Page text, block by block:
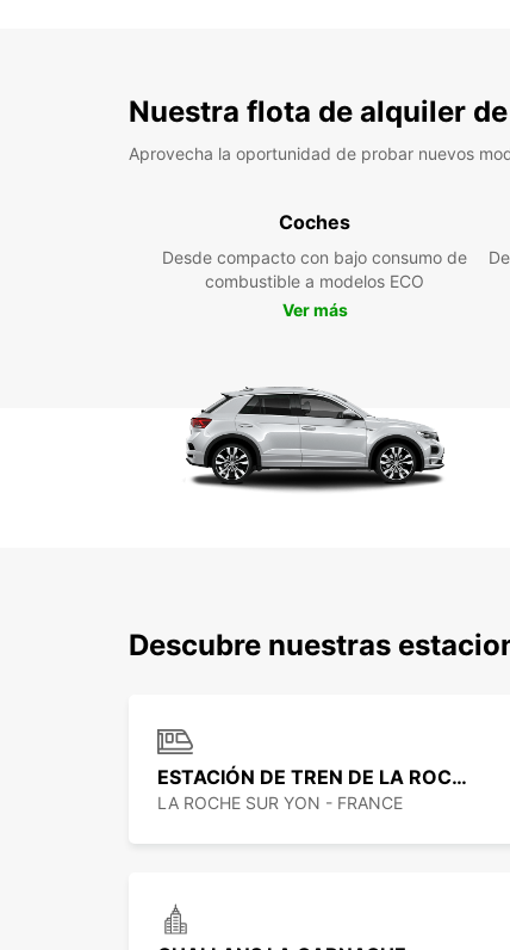
Nuestra flota de alquiler
Aprovecha la oportunidad de probar nuevos
Coches
Desde compacto con bajo consumo de
combustible a modelos ECO
Ver más
Descubre nuestras
ESTACIÓN DE TREN DE LA ROCHE-SUR-YON
LA ROCHE SUR YON - FRANCE